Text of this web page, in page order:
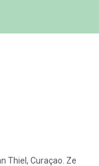
Thiel, Curaçao. Ze